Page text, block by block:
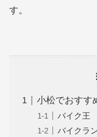
す。
小松でおすす
バイク王
バイクラ